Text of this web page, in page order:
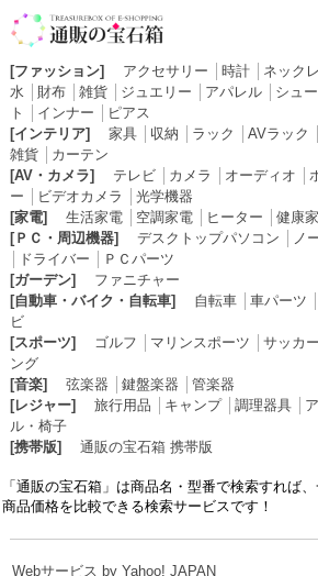
[ファッション] アクセサリー 時計│ ネック
水
財布│ 雑貨│ ジュエリー アパレル│ シュ
ト
インナー
ピアス
[インテリア]
家具│ 収納 ラック AVラック
雑貨│ カーテン
[AV・カメラ]
テレビ│ カメラ オーディオ
ー
ビデオカメラ
光学機器
[家電]
生活家電│ 空調家電│ ヒーター 健康
[ＰＣ・周辺機器]
デスクトップパソコン ノ
ドライバー
ＰＣパーツ
[ガーデン]
ファニチャー
[自動車・バイク・自転車]
自転車│ 車パーツ
ビ
[スポーツ]
ゴルフ マリンスポーツ サッカー
ング
[音楽]
弦楽器 鍵盤楽器
管楽器
[レジャー]
旅行用品 キャンプ│ 調理器具│
ル・椅子
[携帯版]
通販の宝石箱 携帯版
「通販の宝石箱」は商品名・型番で検索すれば
商品価格を比較できる検索サービスです！
Webサービス by Yahoo! JAPAN